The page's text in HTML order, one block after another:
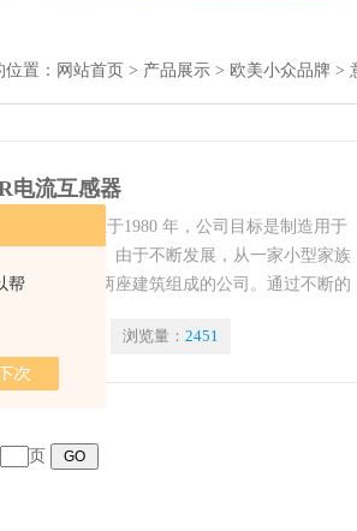
帮
置： 网站首页 > 产品展示 > 欧美小众品牌 >
电流互感器
大利Frer成立于1980 年，公司目标是制造用于
和保护仪器。由于不断发展，从一家小型家族
名员工并由两座建筑组成的公司。通过不断的
从未忽视意大利市场来增加客户数量。目前，
配电盘的测量和保护仪器。
浏览量： 2451
页